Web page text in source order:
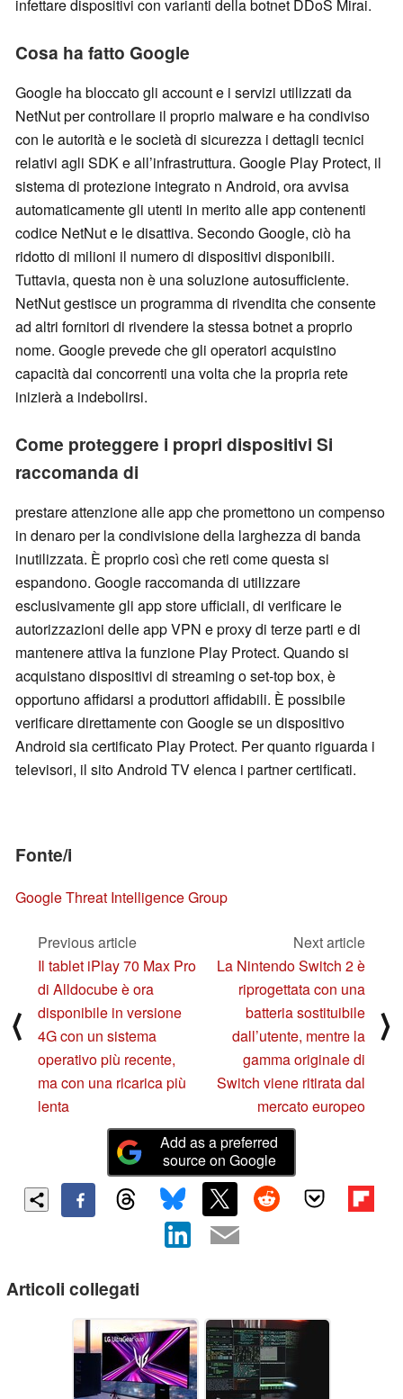
infettare dispositivi con varianti della botnet DDoS Mirai.
Cosa ha fatto Google
Google ha bloccato gli account e i servizi utilizzati da
NetNut per controllare il proprio malware e ha condiviso
con le autorità e le società di sicurezza i dettagli tecnici
relativi agli SDK e all’infrastruttura. Google Play Protect, il
sistema di protezione integrato n Android, ora avvisa
automaticamente gli utenti in merito alle app contenenti
codice NetNut e le disattiva. Secondo Google, ciò ha
ridotto di milioni il numero di dispositivi disponibili.
Tuttavia, questa non è una soluzione autosufficiente.
NetNut gestisce un programma di rivendita che consente
ad altri fornitori di rivendere la stessa botnet a proprio
nome. Google prevede che gli operatori acquistino
capacità dai concorrenti una volta che la propria rete
inizierà a indebolirsi.
Come proteggere i propri dispositivi Si
raccomanda di
prestare attenzione alle app che promettono un compenso
in denaro per la condivisione della larghezza di banda
inutilizzata. È proprio così che reti come questa si
espandono. Google raccomanda di utilizzare
esclusivamente gli app store ufficiali, di verificare le
autorizzazioni delle app VPN e proxy di terze parti e di
mantenere attiva la funzione Play Protect. Quando si
acquistano dispositivi di streaming o set-top box, è
opportuno affidarsi a produttori affidabili. È possibile
verificare direttamente con Google se un dispositivo
Android sia certificato Play Protect. Per quanto riguarda i
televisori, il sito Android TV elenca i partner certificati.
Fonte/i
Google Threat Intelligence Group
⟨
Previous article
Il tablet iPlay 70 Max Pro
di Alldocube è ora
disponibile in versione
4G con un sistema
operativo più recente,
ma con una ricarica più
lenta
Next article
La Nintendo Switch 2 è
riprogettata con una
batteria sostituibile
dall’utente, mentre la
gamma originale di
Switch viene ritirata dal
mercato europeo
⟩
Add as a preferred
source on Google
Articoli collegati